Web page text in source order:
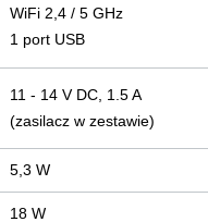
WiFi 2,4 / 5 GHz
1 port USB
11 - 14 V DC, 1.5 A
(zasilacz w zestawie)
5,3 W
18 W